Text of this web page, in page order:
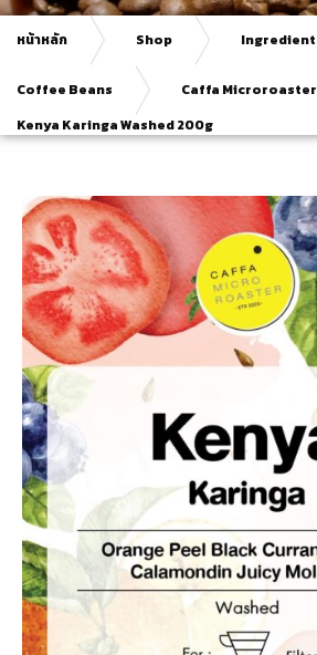
หน้าหลัก Shop Ingredient
Coffee Beans
Caffa Microroaster
Kenya Karinga Washed 200g